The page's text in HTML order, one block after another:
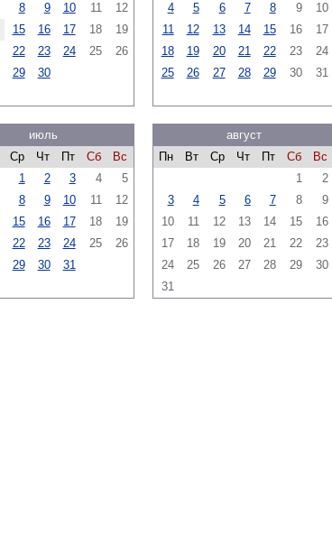
8 9 10 11
12
15 16 17 18
19
22 23 24 25
26
29 30
4
5 6 7 8 9
10
11
12 13 14 15 16
17
18
19 20 21 22 23
24
25
26 27 28 29 30 31
июль
Ср Чт Пт Сб
Вс
1
2 3 4
5
8 9 10 11
12
15 16 17 18
19
22 23 24 25
26
29 30 31
август
Пн
Вт Ср Чт Пт Сб
Вс
1
2
3
4 5 6 7 8
9
10
11 12 13 14 15
16
17
18 19 20 21 22
23
24
25 26 27 28 29
30
31